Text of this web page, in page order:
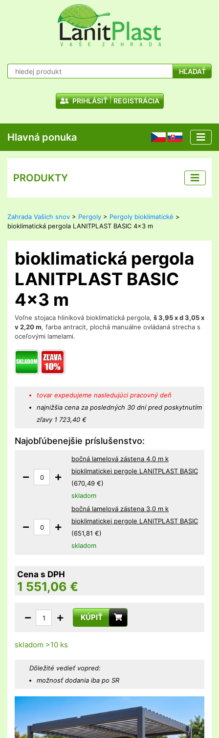
HĽADAŤ
PRIHLÁSIŤ REGISTRÁCIA
Hlavná ponuka CZ SK
PRODUKTY
Zahrada Vašich snov > Pergoly > Pergoly bioklimatické >
bioklimatická pergola LANITPLAST BASIC 4x3 m
bioklimatická pergola
LANITPLAST BASIC
4x3 m
Voľne stojaca hliníková bioklimatická pergola, š 3,95 x d 3,05 x
v 2,20 m, farba antracit, plochá manuálne ovládaná strecha s
oceľovými lamelami.
tovar expedujeme nasledujúci pracovný deň
najnižšia cena za posledných 30 dní pred poskytnutím
zľavy 1 723,40 €
Najobľúbenejšie príslušenstvo:
bočná lamelová zástena 4,0 m k
bioklimatickej pergole LANITPLAST BASIC
(670,49 €)
skladom
bočná lamelová zástena 3,0 m k
bioklimatickej pergole LANITPLAST BASIC
(651,81 €)
skladom
Cena s DPH
1 551,06 €
KÚPIŤ
skladom >10 ks
Dôležité vedieť vopred:
možnosť dodania iba po SR